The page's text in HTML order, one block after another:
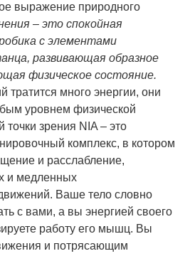
выражение природного
– это спокойная
с элементами
развивающая образное
физическое состояние.
тратится много энергии, они
уровнем физической
точки зрения NIA – это
комплекс, в котором
и расслабление,
и медленных
Ваше тело словно
с вами, а вы энергией своего
работу его мышц. Вы
и потрясающим